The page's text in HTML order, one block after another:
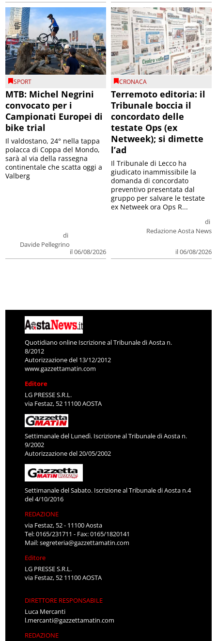
SPORT
MTB: Michel Negrini
convocato per i
Campionati Europei di
bike trial
di
Davide Pellegrino
il 06/08/2026
Il valdostano, 24° nella tappa
polacca di Coppa del Mondo,
sarà al via della rassegna
continentale che scatta oggi a
Valberg
CRONACA
Terremoto editoria: il
Tribunale boccia il
concordato delle
testate Ops (ex
Netweek); si dimette
l’ad
di
Redazione Aosta News
il 06/08/2026
Il Tribunale di Lecco ha
giudicato inammissibile la
domanda di concordato
preventivo presentata dal
gruppo per salvare le testate
ex Netweek ora Ops R...
Quotidiano online Iscrizione al Tribunale di Aosta n.
8/2012
Autorizzazione del 13/12/2012
www.gazzettamatin.com
Editore
LG PRESSE S.R.L.
via Festaz, 52 11100 AOSTA
Settimanale del Lunedì. Iscrizione al Tribunale di Aosta n.
9/2002
Autorizzazione del 20/05/2002
Settimanale del Sabato. Iscrizione al Tribunale di Aosta n.4
del 4/10/2016
REDAZIONE
via Festaz, 52 - 11100 Aosta
Tel: 0165/231711 - Fax: 0165/1820141
Mail:segreteria@gazzettamatin.com
Editore
LG PRESSE S.R.L.
via Festaz, 52 11100 AOSTA
DIRETTORE RESPONSABILE
Luca Mercanti
l.mercanti@gazzettamatin.com
REDAZIONE